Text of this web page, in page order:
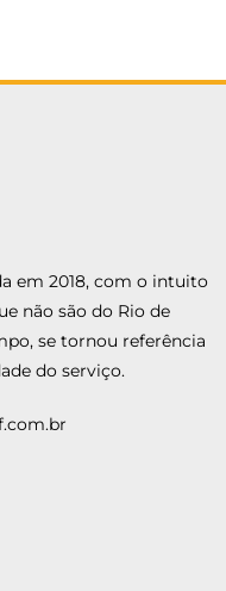
em 2018, com o intuito
não são do Rio de
se tornou referência
do serviço.